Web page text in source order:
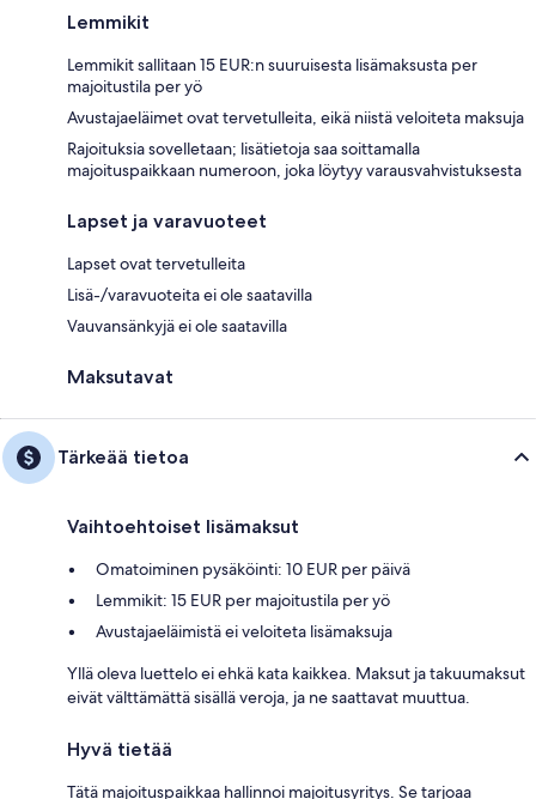
Lemmikit
Lemmikit sallitaan 15 EUR:n suuruisesta lisämaksusta per
majoitustila per yö
Avustajaeläimet ovat tervetulleita, eikä niistä veloiteta maksuja
Rajoituksia sovelletaan; lisätietoja saa soittamalla
majoituspaikkaan numeroon, joka löytyy varausvahvistuksesta
Lapset ja varavuoteet
Lapset ovat tervetulleita
Lisä-/varavuoteita ei ole saatavilla
Vauvansänkyjä ei ole saatavilla
Maksutavat
Tärkeää tietoa
Vaihtoehtoiset lisämaksut
Omatoiminen pysäköinti: 10 EUR per päivä
Lemmikit: 15 EUR per majoitustila per yö
Avustajaeläimistä ei veloiteta lisämaksuja
Yllä oleva luettelo ei ehkä kata kaikkea. Maksut ja takuumaksut
eivät välttämättä sisällä veroja, ja ne saattavat muuttua.
Hyvä tietää
Tätä majoituspaikkaa hallinnoi majoitusyritys. Se tarjoaa